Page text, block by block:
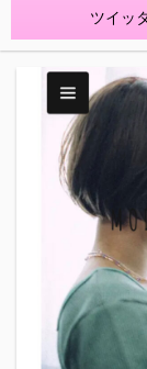
ツイッ